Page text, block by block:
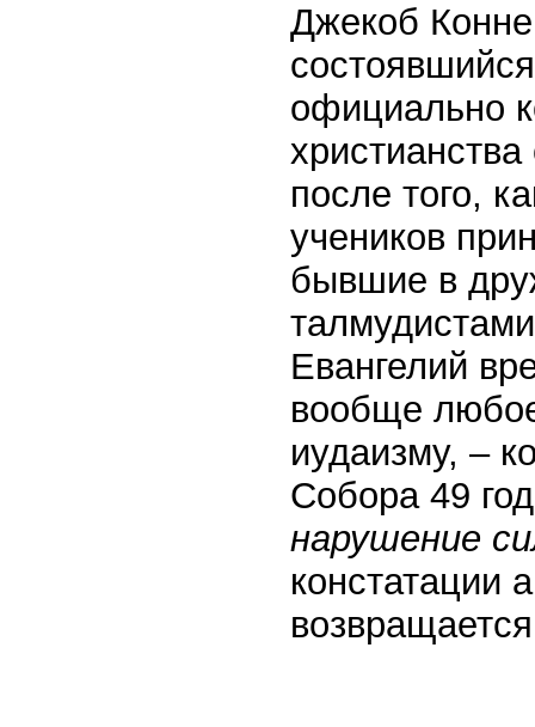
Джекоб
официально
после того,
учеников
бывшие в
Евангелий
вообще
иудаизму, –
Собора 49
нарушение
констатации